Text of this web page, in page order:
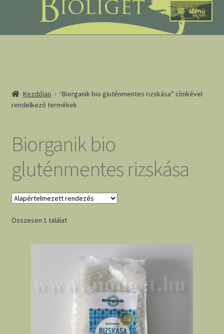
navigációhoz
tartalomba
Menü
Kezdőlap
“Biorganik bio gluténmentes rizskása” címkével
rendelkező termékek
Biorganik bio
gluténmentes rizskása
Összesen 1 találat